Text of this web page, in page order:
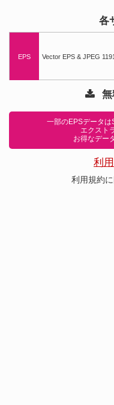
各
EPS Vector EPS & JPEG
一部のEPSデータは
エクスト
お得なデー
利
利用規約